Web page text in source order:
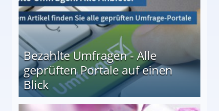
Bezahlte Umfragen - Alle
geprüften Portale auf einen
Blick
auf einen Blick